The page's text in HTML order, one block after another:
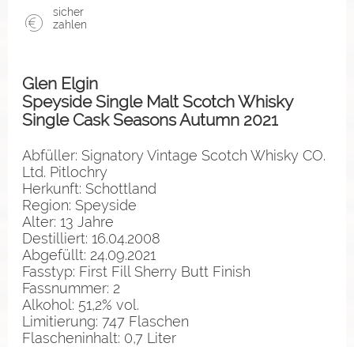
sicher
zahlen
Glen Elgin
Speyside Single Malt Scotch Whisky
Single Cask Seasons Autumn 2021
Abfüller: Signatory Vintage Scotch Whisky CO.
Ltd. Pitlochry
Herkunft: Schottland
Region: Speyside
Alter: 13 Jahre
Destilliert: 16.04.2008
Abgefüllt: 24.09.2021
Fasstyp: First Fill Sherry Butt Finish
Fassnummer: 2
Alkohol: 51,2% vol.
Limitierung: 747 Flaschen
Flascheninhalt: 0,7 Liter